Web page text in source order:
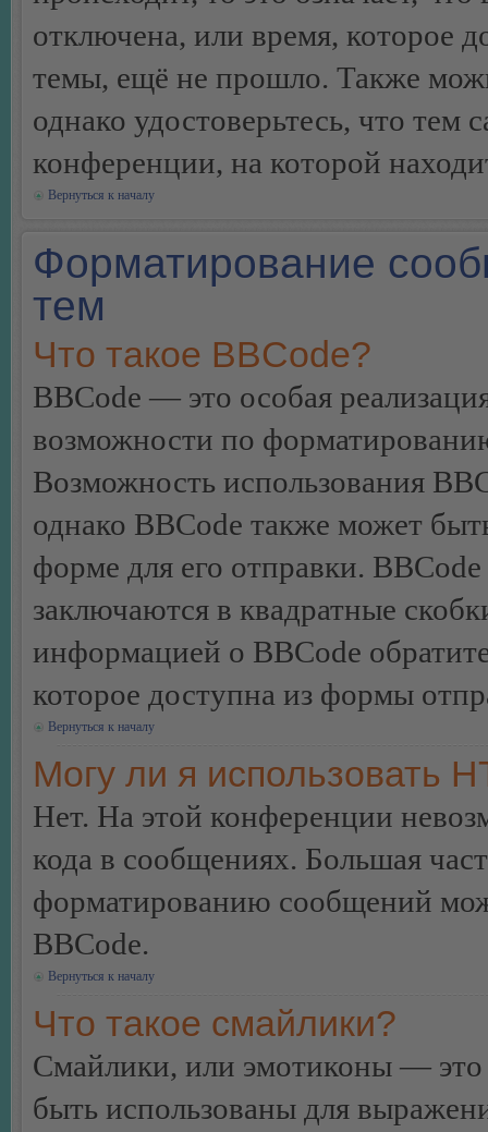
отключена, или время, которое
темы, ещё не прошло. Также
однако удостоверьтесь, что
конференции, на которой
Вернуться к началу
Форматирование
тем
Что такое BBCode?
BBCode — это особая
возможности по
Возможность использования
однако BBCode также может
форме для его отправки.
заключаются в квадратные
информацией о BBCode
которое доступна из формы
Вернуться к началу
Могу ли я использовать
Нет. На этой конференции
кода в сообщениях. Большая
форматированию сообщений
BBCode.
Вернуться к началу
Что такое смайлики?
Смайлики, или эмотиконы — это
быть использованы для